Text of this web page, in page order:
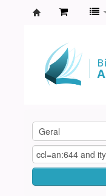
Agamenon
Magalhães